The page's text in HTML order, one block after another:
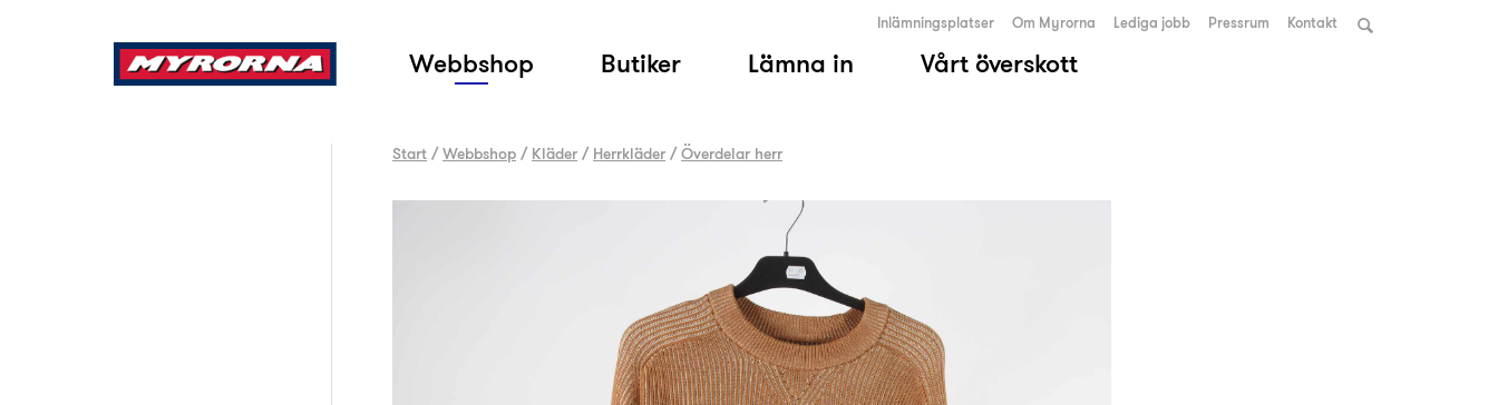
Webbshop Butiker Lämna in Vårt överskott
Inlämningsplatser Om Myrorna Lediga jobb Pressrum Kontakt
Start /Webbshop / Kläder / Herrkläder /Överdelar herr